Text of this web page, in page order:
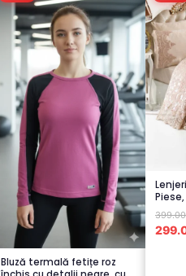
Bluză termală fetițe roz